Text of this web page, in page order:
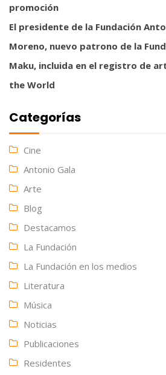
promoción
El presidente de la Fundación
Moreno, nuevo patrono de la
Maku, incluida en el registro de
the World
Categorías
Cine
Antonio Gala
Arte
Blog
Destacamos
La Fundación
La Fundación en los medios
Literatura
Música
Noticias
Publicaciones
Residentes